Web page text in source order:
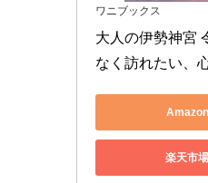
ワニブックス
大人の伊勢神宮
なく訪れたい、
楽天市